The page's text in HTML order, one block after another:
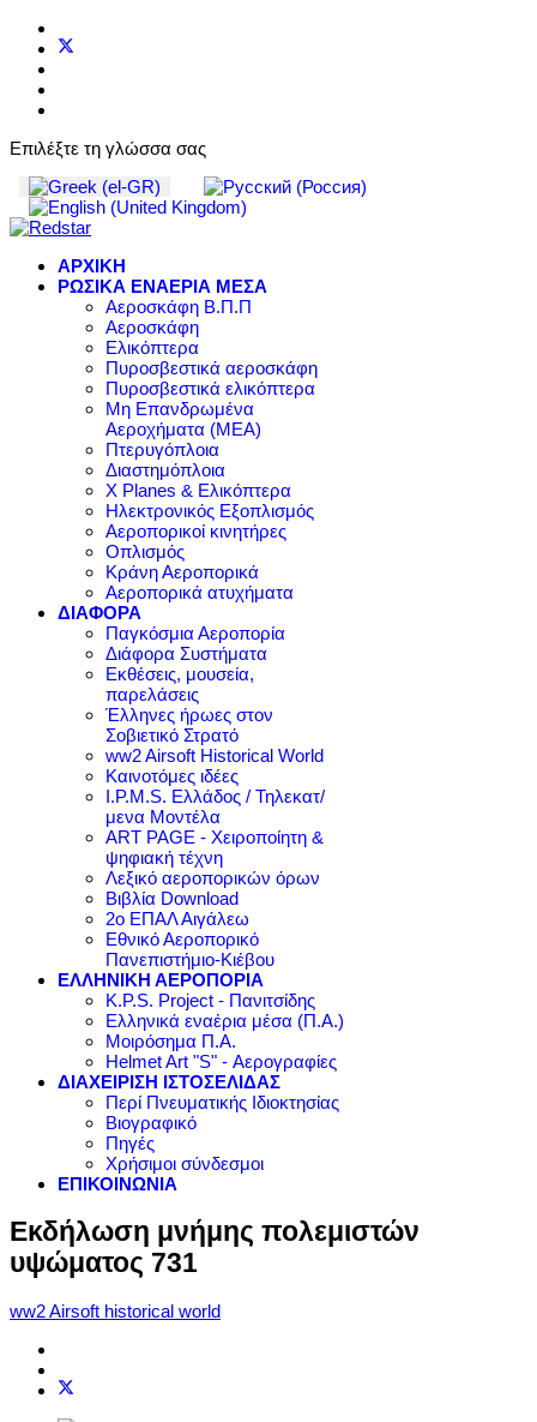
Επιλέξτε τη γλώσσα σας
ΑΡΧΙΚΗ
ΡΩΣΙΚΑ ΕΝΑΕΡΙΑ ΜΕΣΑ
Αεροσκάφη Β.Π.Π
Αεροσκάφη
Ελικόπτερα
Πυροσβεστικά αεροσκάφη
Πυροσβεστικά ελικόπτερα
Μη Επανδρωμένα
Αεροχήματα (ΜΕΑ)
Πτερυγόπλοια
Διαστημόπλοια
X Planes & Ελικόπτερα
Ηλεκτρονικός Εξοπλισμός
Αεροπορικοί κινητήρες
Οπλισμός
Κράνη Αεροπορικά
Αεροπορικά ατυχήματα
ΔΙΑΦΟΡΑ
Παγκόσμια Αεροπορία
Διάφορα Συστήματα
Εκθέσεις, μουσεία,
παρελάσεις
Έλληνες ήρωες στον
Σοβιετικό Στρατό
ww2 Airsoft Historical World
Καινοτόμες ιδέες
I.P.M.S. Ελλάδος / Τηλεκατ/
μενα Μοντέλα
ART PAGE - Χειροποίητη &
ψηφιακή τέχνη
Λεξικό αεροπορικών όρων
Βιβλία Download
2ο ΕΠΑΛ Αιγάλεω
Εθνικό Αεροπορικό
Πανεπιστήμιο-Κιέβου
ΕΛΛΗΝΙΚΗ ΑΕΡΟΠΟΡΙΑ
K.P.S. Project - Πανιτσίδης
Ελληνικά εναέρια μέσα (Π.Α.)
Μοιρόσημα Π.Α.
Helmet Art "S" - Αερογραφίες
ΔΙΑΧΕΙΡΙΣΗ ΙΣΤΟΣΕΛΙΔΑΣ
Περί Πνευματικής Ιδιοκτησίας
Βιογραφικό
Πηγές
Χρήσιμοι σύνδεσμοι
ΕΠΙΚΟΙΝΩΝΙΑ
Εκδήλωση μνήμης πολεμιστών
υψώματος 731
ww2 Airsoft historical world